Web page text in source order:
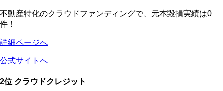
不動産特化のクラウドファンディングで、元本毀損実績は0
件！
詳細ページへ
公式サイトへ
2位 クラウドクレジット